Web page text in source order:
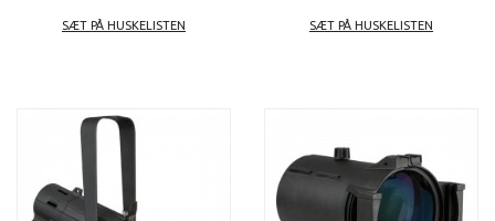
SÆT PÅ HUSKELISTEN SÆT PÅ HUSKELISTEN